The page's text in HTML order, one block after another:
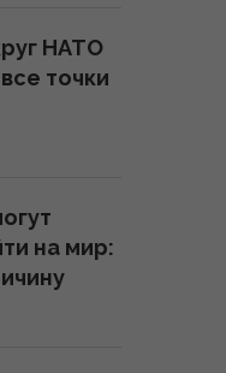
валют
нюанс
НАТО
точки
на мир: